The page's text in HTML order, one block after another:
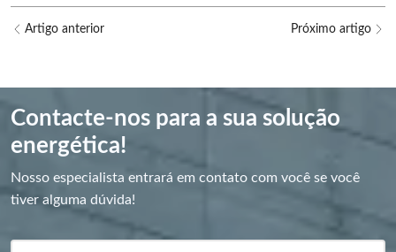
Artigo anterior Próximo artigo
Contacte-nos para a sua solução
energética!
Nosso especialista entrará em contato com você se você
tiver alguma dúvida!